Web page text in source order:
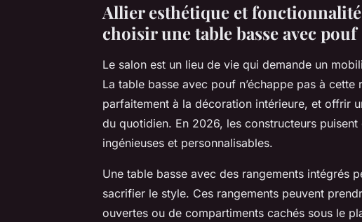
Allier esthétique et
choisir une table basse avec pouf
Le salon est un lieu de vie qui demande un
La table basse avec pouf n’échappe pas à
parfaitement à la décoration intérieure, et offrir
du quotidien. En 2026, les constructeurs
ingénieuses et personnalisables.
Une table basse avec des rangements intégrés
sacrifier le style. Ces rangements peuvent
ouvertes ou de compartiments cachés sous le